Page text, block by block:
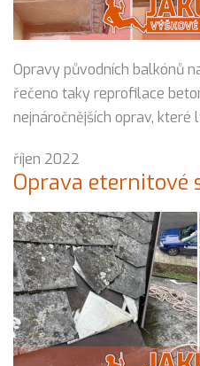
Opravy původních balkónů
řečeno taky reprofilace
nejnáročnějších oprav, které
říjen 2022
Oprava eternitové